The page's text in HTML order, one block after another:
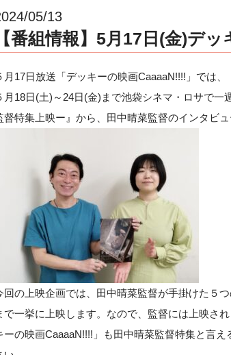
05/13
【番組情報】5月17日(金)デ
月17日放送「デッキーの映画CaaaaN!!!!」では、
月18日(土)～24日(金)まで池袋シネマ・ロサで
督特集上映ー』から、田中晴菜監督のインタビュ
回の上映企画では、田中晴菜監督が手掛けた５
で一挙に上映します。なので、監督には上映さ
ーの映画CaaaaN!!!!」も田中晴菜監督特集と言